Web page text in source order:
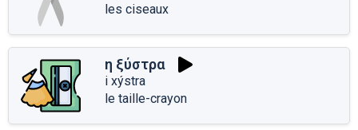
les ciseaux
η ξύστρα
i xýstra
le taille-crayon